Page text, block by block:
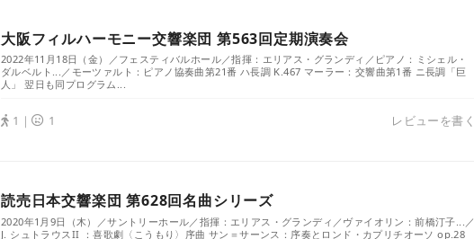
大阪フィルハーモニー交響楽団 第563回定期演奏会
2022年11月18日（金）／フェスティバルホール／指揮：エリアス・グランディ／ピアノ：ミシェル・
ダルベルト...／モーツァルト：ピアノ協奏曲第21番 ハ長調 K.467 マーラー：交響曲第1番 ニ長調「巨
人」 翌日も同プログラム...
1｜ 1 レビューを書く
読売日本交響楽団 第628回名曲シリーズ
2020年1月9日（木）／サントリーホール／指揮：エリアス・グランディ／ヴァイオリン：前橋汀子...／
J. シュトラウスII ：喜歌劇〈こうもり〉序曲 サン＝サーンス：序奏とロンド・カプリチオーソ op.28